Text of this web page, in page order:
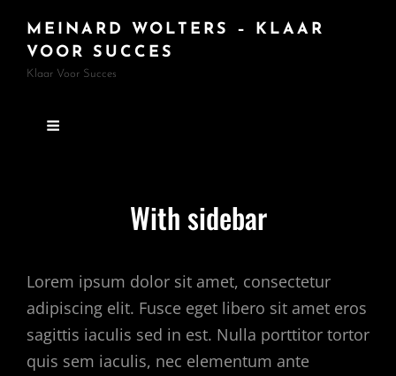
MEINARD WOLTERS – KLAAR
VOOR SUCCES
Klaar Voor Succes
With sidebar
Lorem ipsum dolor sit amet, consectetur
adipiscing elit. Fusce eget libero sit amet eros
sagittis iaculis sed in est. Nulla porttitor tortor
quis sem iaculis, nec elementum ante